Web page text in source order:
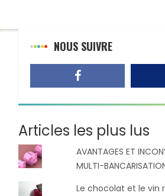
NOUS SUIVRE
Articles les plus lus
AVANTAGES ET
MULTI-
Le chocolat et le vin